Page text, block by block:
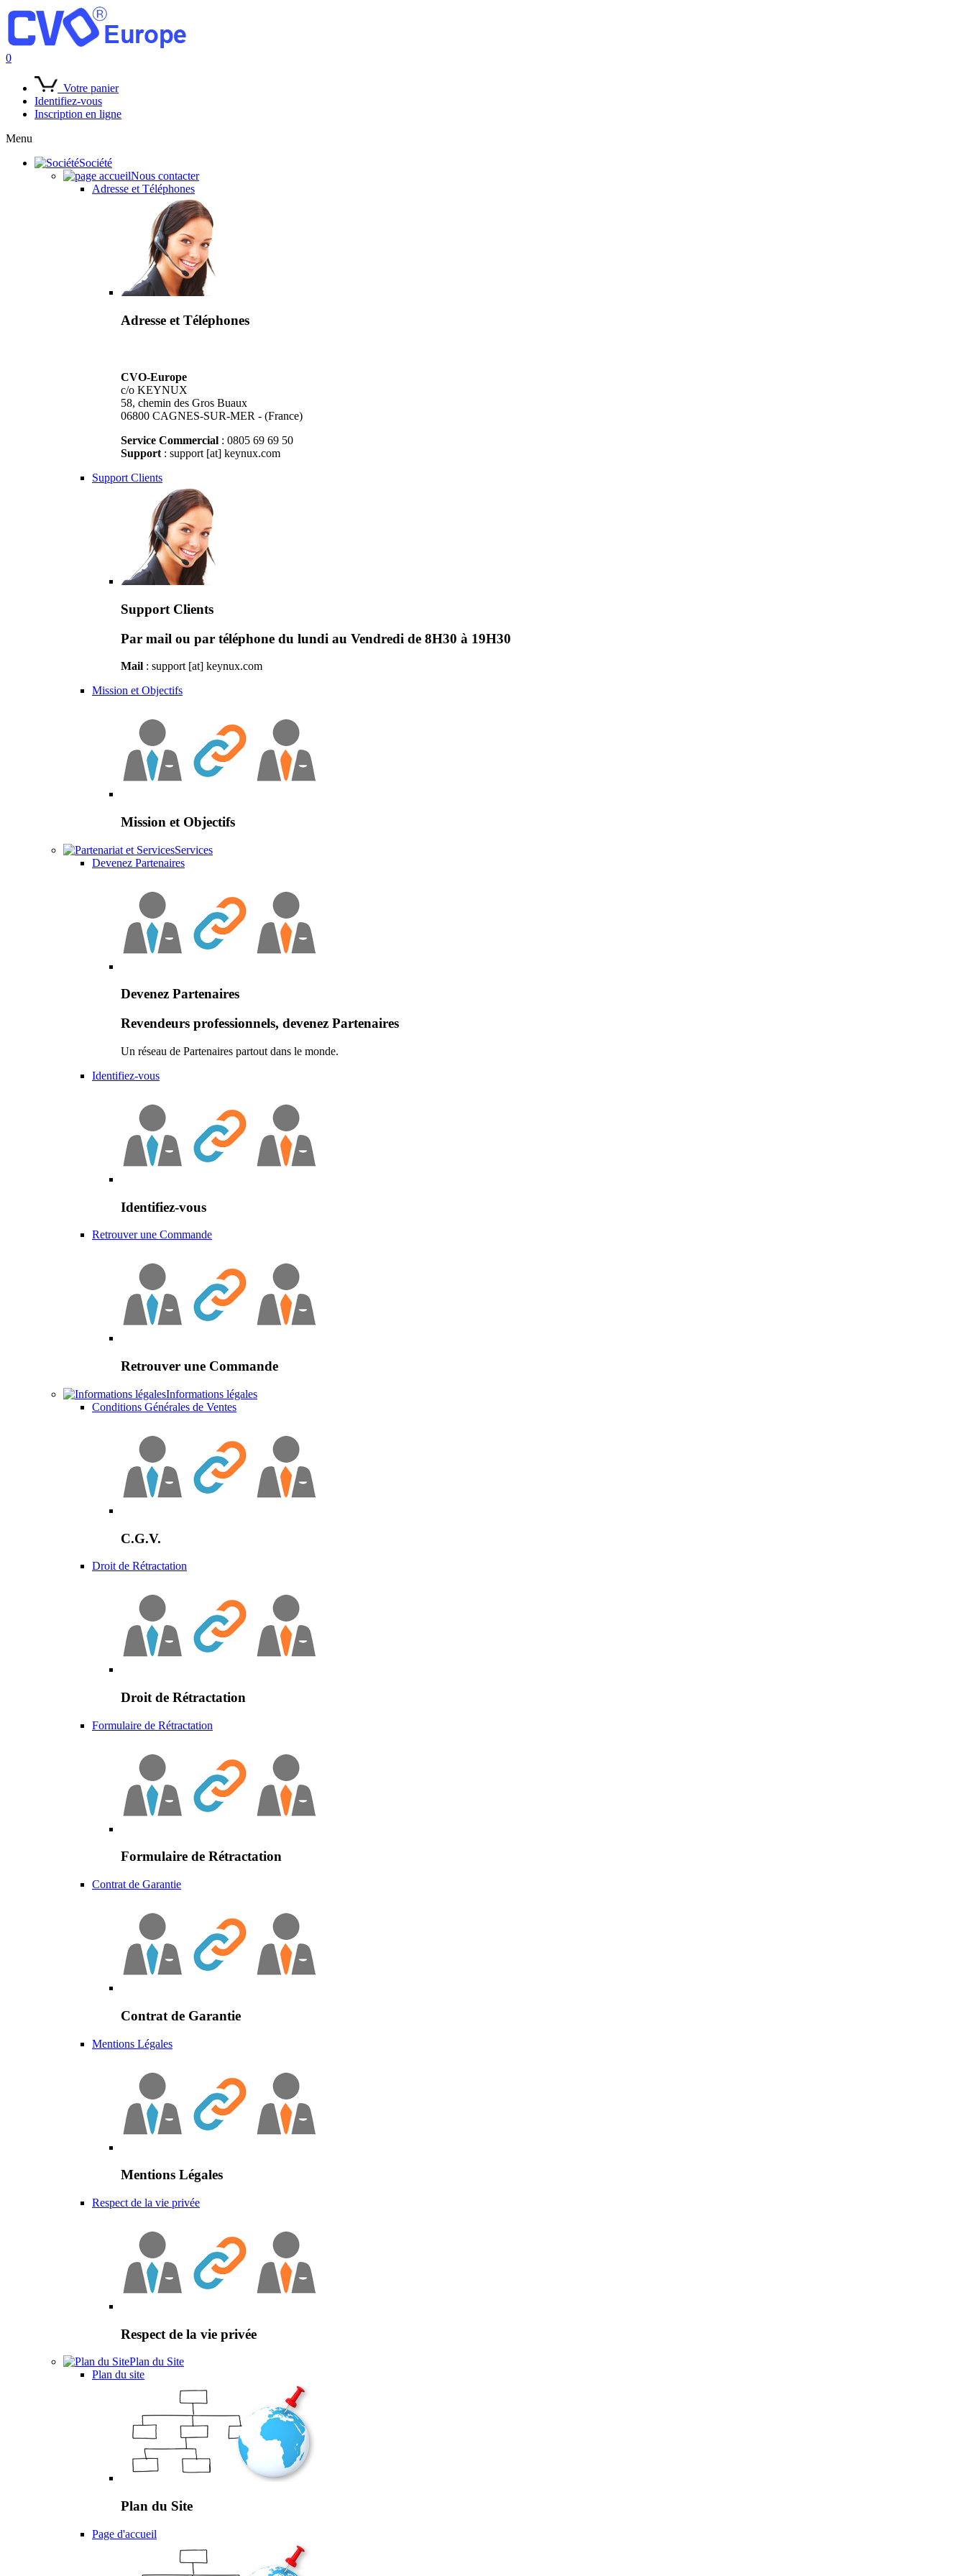
0
Votre panier
Identifiez-vous
Inscription en ligne
Menu
Société
Nous contacter
Adresse et Téléphones
Adresse et Téléphones
CVO-Europe
c/o KEYNUX
58, chemin des Gros Buaux
06800 CAGNES-SUR-MER - (France)
Service Commercial : 0805 69 69 50
Support : support [at] keynux.com
Support Clients
Support Clients
Par mail ou par téléphone du lundi au Vendredi de 8H30 à 19H30
Mail : support [at] keynux.com
Mission et Objectifs
Mission et Objectifs
Services
Devenez Partenaires
Devenez Partenaires
Revendeurs professionnels, devenez Partenaires
Un réseau de Partenaires partout dans le monde.
Identifiez-vous
Identifiez-vous
Retrouver une Commande
Retrouver une Commande
Informations légales
Conditions Générales de Ventes
C.G.V.
Droit de Rétractation
Droit de Rétractation
Formulaire de Rétractation
Formulaire de Rétractation
Contrat de Garantie
Contrat de Garantie
Mentions Légales
Mentions Légales
Respect de la vie privée
Respect de la vie privée
Plan du Site
Plan du site
Plan du Site
Page d'accueil